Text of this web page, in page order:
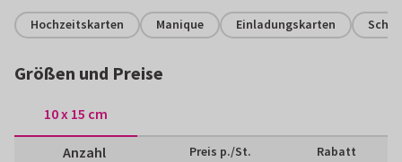
Hochzeitskarten Manique Einladungskarten
Größen und Preise
10 x 15 cm
Anzahl Preis p./St. Rabatt